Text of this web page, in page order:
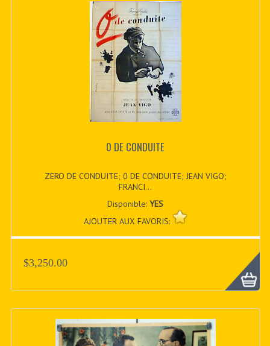
0 DE CONDUITE
ZERO DE CONDUITE; 0 DE CONDUITE; JEAN VIGO;
FRANCI...
Disponible:YES
AJOUTER AUX FAVORIS:
$3,250.00